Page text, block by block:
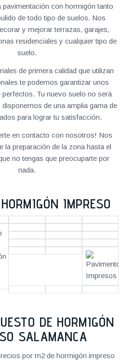
pavimentación con hormigón tanto
de todo tipo de suelos. Nos
y mejorar terrazas, garajes,
residenciales y cualquier tipo de
suelo.
de primera calidad que utilizan
te podemos garantizar unos
perfectos. Tu nuevo suelo no será
disponemos de una amplia gama de
para lograr tu satisfacción.
en contacto con nosotros! Nos
la preparación de la zona hasta el
no tengas que preocuparte por
nada.
IMPRESO
DE HORMIGÓN
SALAMANCA
por m2 de hormigón impreso